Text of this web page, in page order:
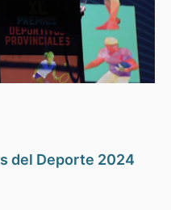
del Deporte 2024